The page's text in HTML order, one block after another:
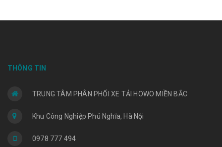
THÔNG TIN
TRUNG TÂM PHÂN PHỐI XE TẢI HOWO MIỀN BẮC
Khu Công Nghiệp Phú Nghĩa, Hà Nội
0978 777 494